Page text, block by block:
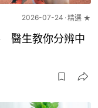
2026-07-24 精選 ★
醫生教你分辨中